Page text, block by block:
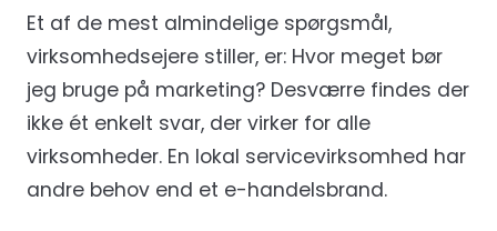
Et af de mest almindelige spørgsmål,
virksomhedsejere stiller, er: Hvor meget bør
jeg bruge på marketing? Desværre findes der
ikke ét enkelt svar, der virker for alle
virksomheder. En lokal servicevirksomhed har
andre behov end et e-handelsbrand.